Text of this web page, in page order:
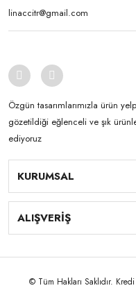
Özgün tasarımlarımızla ürün
gözetildiği eğlenceli ve şık
ediyoruz
KURUMSAL
ALIŞVERİŞ
© Tüm Hakları Saklıdır.